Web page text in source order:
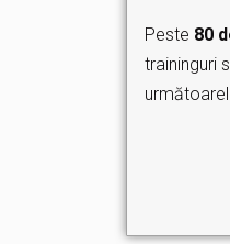
Peste 80
traininguri